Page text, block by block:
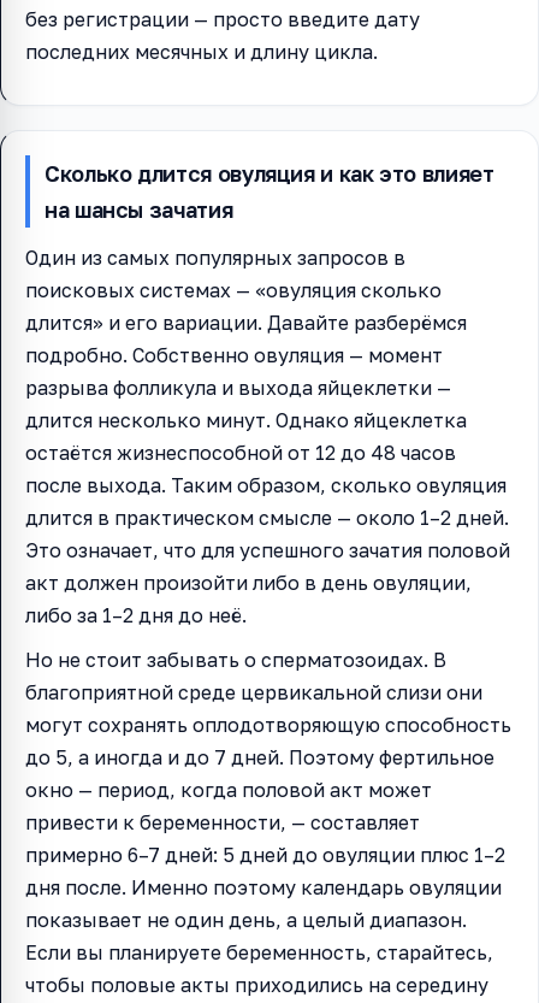
без регистрации — просто введите дату
последних месячных и длину цикла.
Сколько длится овуляция и как это влияет
на шансы зачатия
Один из самых популярных запросов в
поисковых системах — «овуляция сколько
длится» и его вариации. Давайте разберёмся
подробно. Собственно овуляция — момент
разрыва фолликула и выхода яйцеклетки —
длится несколько минут. Однако яйцеклетка
остаётся жизнеспособной от 12 до 48 часов
после выхода. Таким образом, сколько овуляция
длится в практическом смысле — около 1–2 дней.
Это означает, что для успешного зачатия половой
акт должен произойти либо в день овуляции,
либо за 1–2 дня до неё.
Но не стоит забывать о сперматозоидах. В
благоприятной среде цервикальной слизи они
могут сохранять оплодотворяющую способность
до 5, а иногда и до 7 дней. Поэтому фертильное
окно — период, когда половой акт может
привести к беременности, — составляет
примерно 6–7 дней: 5 дней до овуляции плюс 1–2
дня после. Именно поэтому календарь овуляции
показывает не один день, а целый диапазон.
Если вы планируете беременность, старайтесь,
чтобы половые акты приходились на середину